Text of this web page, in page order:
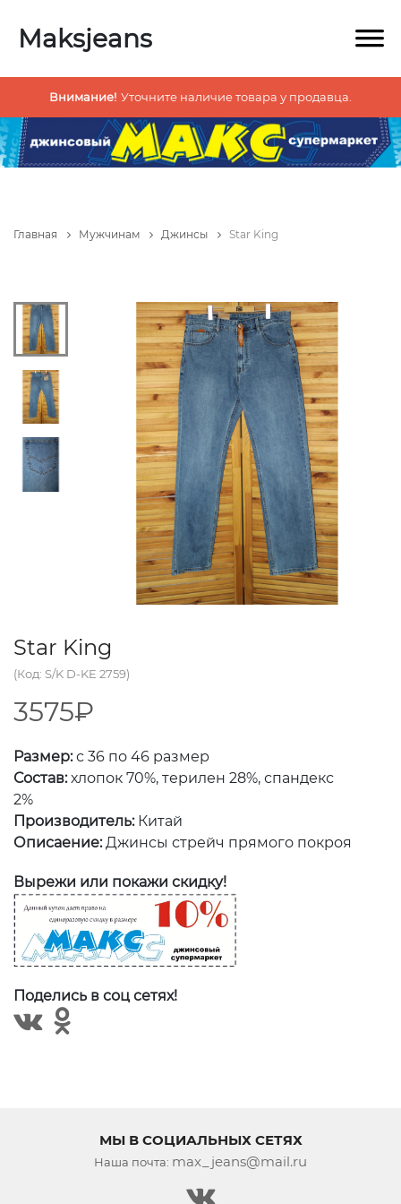
Maksjeans
Внимание! Уточните наличие товара у продавца.
Главная Мужчинам Джинсы Star King
Star King
(Код: S/K D-KE 2759)
3575₽
Размер:с 36 по 46 размер
Состав:хлопок 70%, терилен 28%, спандекс
2%
Производитель:Китай
Описаение:Джинсы стрейч прямого покроя
Вырежи или покажи скидку!
Поделись в соц сетях!
МЫ В СОЦИАЛЬНЫХ СЕТЯХ
Наша почта: max_jeans@mail.ru